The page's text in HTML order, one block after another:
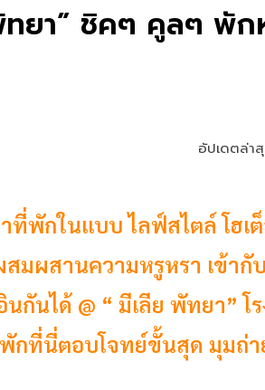
ทยา” ชิคๆ คูลๆ พั
อัปเดตล่า
พักในแบบ ไลฟ์สไตล์ โฮเ
สมผสานความหรูหรา เข้า
กันได้ @ “ มีเลีย พัทยา” โ
พักที่นี่ตอบโจทย์ขั้นสุด มุมถ่